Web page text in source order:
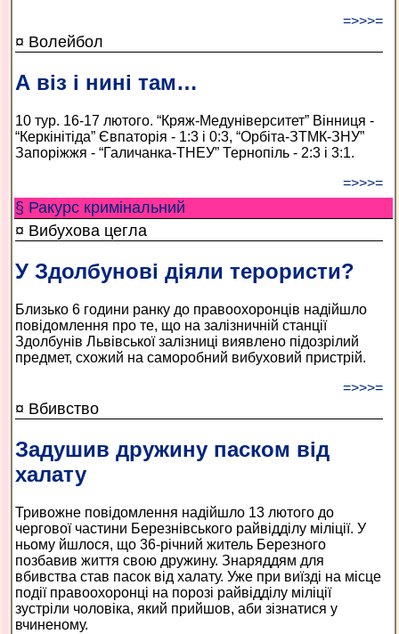
=>>>=
¤ Волейбол
А віз і нині там…
10 тур. 16-17 лютого. “Кряж-Медуніверситет” Вінниця -
“Керкінітіда” Євпаторія - 1:3 і 0:3, “Орбіта-ЗТМК-ЗНУ”
Запоріжжя - “Галичанка-ТНЕУ” Тернопіль - 2:3 і 3:1.
=>>>=
§ Ракурс кримінальний
¤ Вибухова цегла
У Здолбунові діяли терористи?
Близько 6 години ранку до правоохоронців надійшло
повідомлення про те, що на залізничній станції
Здолбунів Львівської залізниці виявлено підозрілий
предмет, схожий на саморобний вибуховий пристрій.
=>>>=
¤ Вбивство
Задушив дружину паском від
халату
Тривожне повідомлення надійшло 13 лютого до
чергової частини Березнівського райвідділу міліції. У
ньому йшлося, що 36-річний житель Березного
позбавив життя свою дружину. Знаряддям для
вбивства став пасок від халату. Уже при виїзді на місце
події правоохоронці на порозі райвідділу міліції
зустріли чоловіка, який прийшов, аби зізнатися у
вчиненому.